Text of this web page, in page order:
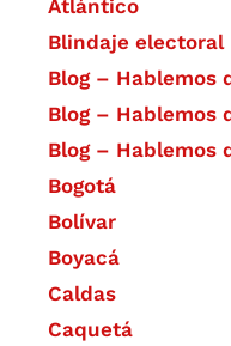
Atlántico
Blindaje electoral
Blog – Hablemos
Blog – Hablemos
Blog – Hablemos
Bogotá
Bolívar
Boyacá
Caldas
Caquetá